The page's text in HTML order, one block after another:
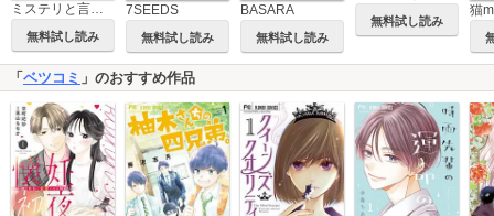
ミステリと言う勿れ
無料試し読み
7SEEDS
無料試し読み
BASARA
無料試し読み
無料試し読み
「 ベツコミ 」のおすすめ作品